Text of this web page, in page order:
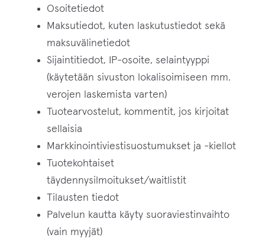
Osoitetiedot
Maksutiedot, kuten laskutustiedot sekä
maksuvälinetiedot
Sijaintitiedot, IP-osoite, selaintyyppi
(käytetään sivuston lokalisoimiseen mm.
verojen laskemista varten)
Tuotearvostelut, kommentit, jos kirjoitat
sellaisia
Markkinointiviestisuostumukset ja -kiellot
Tuotekohtaiset
täydennysilmoitukset/waitlistit
Tilausten tiedot
Palvelun kautta käyty suoraviestinvaihto
(vain myyjät)